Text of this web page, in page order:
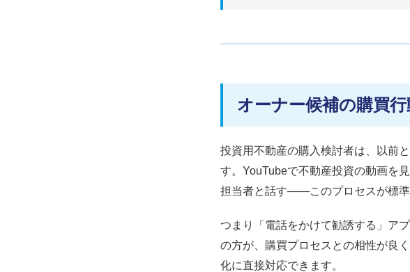
オーナー候補の購買
投資用不動産の購入検討者は、以前
す。YouTubeで不動産投資の動画を
担当者と話す——このプロセスが標準
つまり「電話をかけて勧誘する」ア
の方が、購買プロセスとの相性が良
化に直接対応できます。